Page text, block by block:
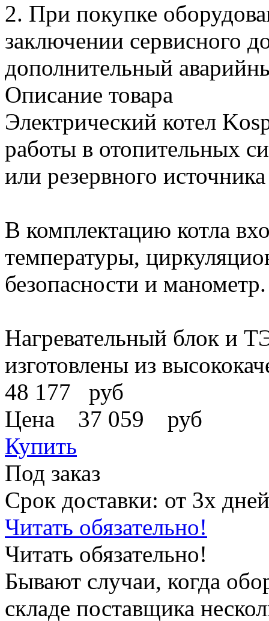
2. При покупке
заключении сервисного
дополнительный
Описание товара
Электрический котел
работы в отопительных
или резервного
В комплектацию котла
температуры,
безопасности и манометр.
Нагревательный блок и
изготовлены из
48 177
руб
Цена 37 059 руб
Купить
Под заказ
Срок доставки: от 3х дней
Читать обязательно!
Читать обязательно!
Бывают случаи, когда
складе поставщика